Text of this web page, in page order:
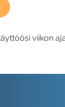
viikon